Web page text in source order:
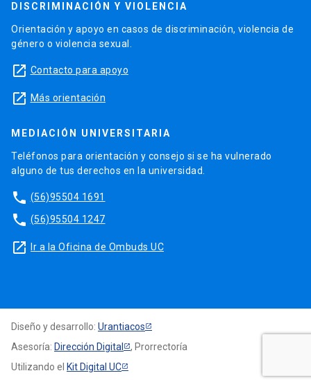
DISCRIMINACIÓN Y VIOLENCIA
Orientación y apoyo en casos de discriminación, violencia de
género o violencia sexual.
launch Contacto para apoyo
launch Más orientación
MEDIACIÓN UNIVERSITARIA
Teléfonos para orientación y consejo si se ha vulnerado
alguno de tus derechos en la universidad.
phone (56)95504 1691
phone (56)95504 1247
launch Ir a la Oficina de Ombuds UC
Diseño y desarrollo: Urantiacos
Asesoría: Dirección Digital
, Prorrectoría
Utilizando el Kit Digital UC